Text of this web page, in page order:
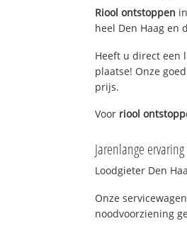
Riool ontstoppen
heel Den Haag en
Heeft u direct een
plaatse! Onze
prijs.
Voor riool
Jarenlange ervaring
Loodgieter Den
Onze
noodvoorziening